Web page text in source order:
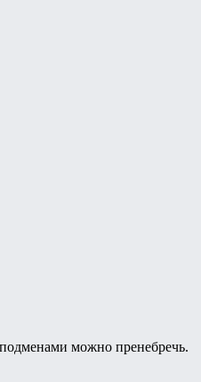
можно пренебречь.